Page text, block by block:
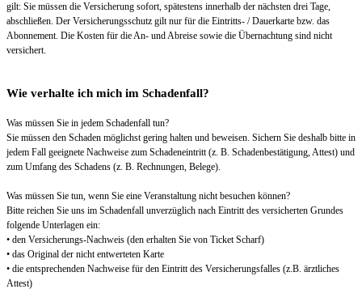
gilt: Sie müssen die Versicherung sofort, spätestens innerhalb der nächsten drei Tage,
abschließen. Der Versicherungsschutz gilt nur für die Eintritts- / Dauerkarte bzw. das
Abonnement. Die Kosten für die An- und Abreise sowie die Übernachtung sind nicht
versichert.
Wie verhalte ich mich im Schadenfall?
Was müssen Sie in jedem Schadenfall tun?
Sie müssen den Schaden möglichst gering halten und beweisen. Sichern Sie deshalb bitte in
jedem Fall geeignete Nachweise zum Schadeneintritt (z. B. Schadenbestätigung, Attest) und
zum Umfang des Schadens (z. B. Rechnungen, Belege).
Was müssen Sie tun, wenn Sie eine Veranstaltung nicht besuchen können?
Bitte reichen Sie uns im Schadenfall unverzüglich nach Eintritt des versicherten Grundes
folgende Unterlagen ein:
• den Versicherungs-Nachweis (den erhalten Sie von Ticket Scharf)
• das Original der nicht entwerteten Karte
• die entsprechenden Nachweise für den Eintritt des Versicherungsfalles (z.B. ärztliches
Attest)